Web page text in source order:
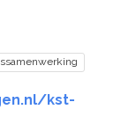
kst-